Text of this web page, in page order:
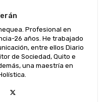
Profesional en
26 años. He trabajado
entre ellos Diario
de Sociedad, Quito e
una maestría en